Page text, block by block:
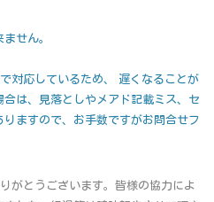
せん。
対応しているため、 遅くなることが
は、見落としやメアド記載ミス、セ
ますので、お手数ですがお問合せフ
がとうございます。皆様の協力によ